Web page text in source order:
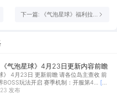
下一篇: 《气泡星球》福利拉
气泡星球》4月23日更新内容前瞻
》 4月23日 更新前瞻 请各位岛主查收 前
BOSS玩法开启 赛季机制：开服第4... [详
发布